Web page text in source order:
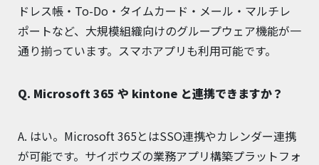
ドレス帳・To-Do・タイムカード・メール・マルチレ
ポートなど、大規模組織向けのグループウェア機能が一
通り揃っています。スマホアプリも利用可能です。
Q. Microsoft 365 や kintone と連携できますか？
A. はい。Microsoft 365とはSSO連携やカレンダー連携
が可能です。サイボウズの業務アプリ構築プラットフォ